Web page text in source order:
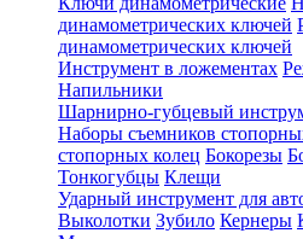
динамометрических ключей
динамометрических ключей
Инструмент в ложементах
Напильники
Шарнирно-губцевый
Наборы съемников
стопорных колец Бокорезы
Тонкогубцы Клещи
Ударный инструмент для
Выколотки Зубило Кернеры